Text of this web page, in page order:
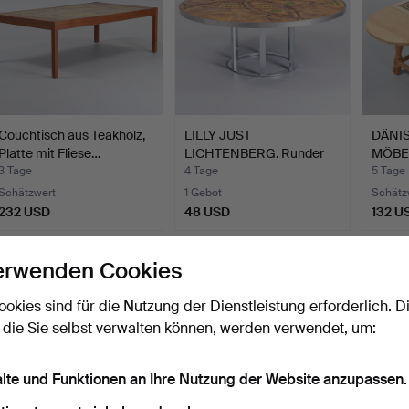
aus Teakholz,
Platte mit Fliese…
Tage
USD
LILLY JUST
LICHTENBERG. Runder
Couchtisch.…
4 Tage
1 Gebot
48 USD
5 Tage
132
Suche speichern
können auch inBeendete Auktionen aus unserem Archiv
Cookies
sind für die Nutzung der Dienstleistung erforderlich.
Sie selbst verwalten können, werden verwendet, um:
und Funktionen an Ihre Nutzung der Website anzupassen.